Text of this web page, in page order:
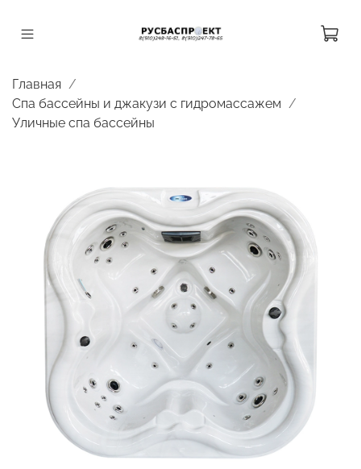
Главная
Спа бассейны и джакузи с гидромассажем
Уличные спа бассейны